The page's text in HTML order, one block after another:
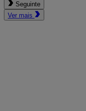
Seguinte
Ver mais